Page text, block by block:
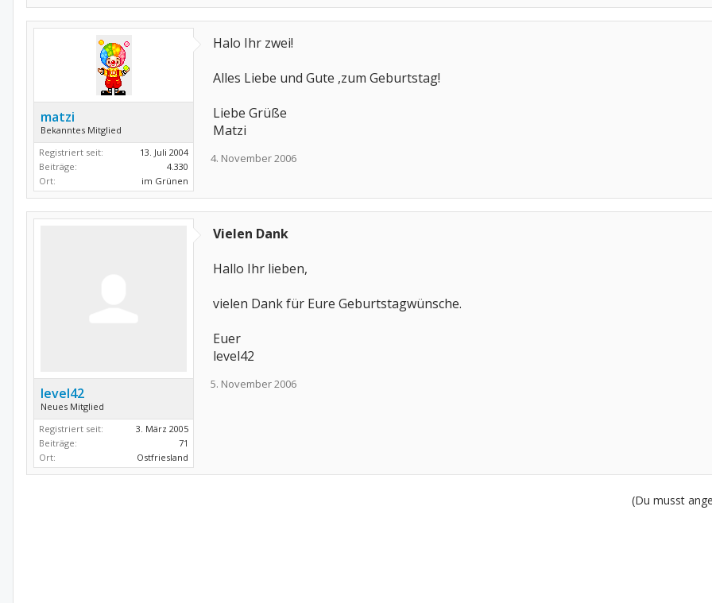
matzi
Bekanntes Mitglied
Registriert seit:
13. Juli 2004
Beiträge:
4.330
Ort:
im Grünen
Halo Ihr zwei!
Alles Liebe und Gute ,zum Geburtstag!
Liebe Grüße
Matzi
4. November 2006
level42
Neues Mitglied
Registriert seit:
3. März 2005
Beiträge:
71
Ort:
Ostfriesland
Vielen Dank
Hallo Ihr lieben,
vielen Dank für Eure Geburtstagwünsche.
Euer
level42
5. November 2006
(Du musst